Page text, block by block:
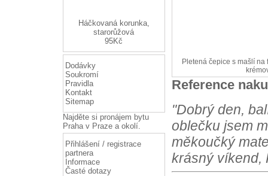
Háčkovaná korunka,
starorůžová
95Kč
Dodávky
Soukromí
Pravidla
Kontakt
Sitemap
Najděte si pronájem bytu
Prahav Praze a okolí.
Přihlášení / registrace
partnera
Informace
Časté dotazy
Pletená čepice s mašlí
Reference
"Dobrý den,
oblečku jsem
měkoučký
krásný víkend,